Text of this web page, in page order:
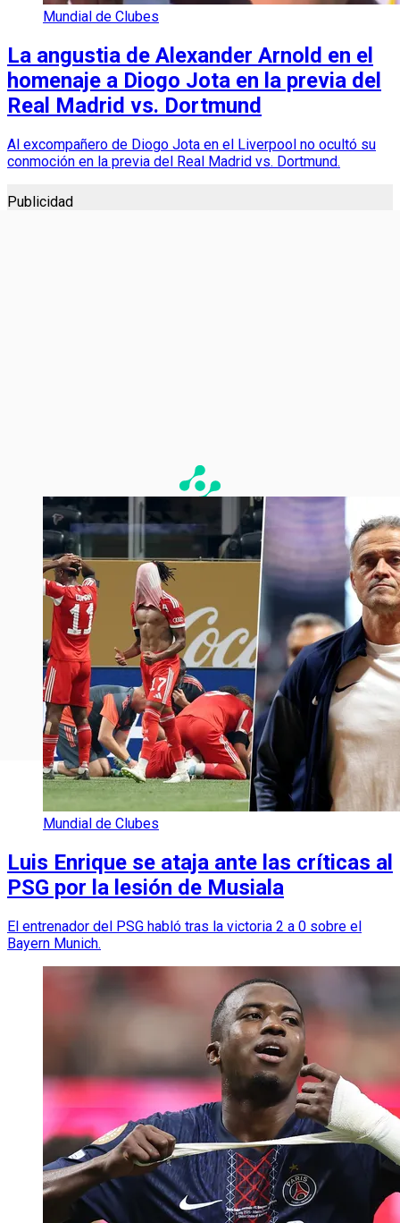
Mundial de Clubes
La angustia de Alexander Arnold en el
homenaje a Diogo Jota en la previa del
Real Madrid vs. Dortmund
Al excompañero de Diogo Jota en el Liverpool no ocultó su
conmoción en la previa del Real Madrid vs. Dortmund.
Publicidad
Mundial de Clubes
Luis Enrique se ataja ante las críticas al
PSG por la lesión de Musiala
El entrenador del PSG habló tras la victoria 2 a 0 sobre el
Bayern Munich.